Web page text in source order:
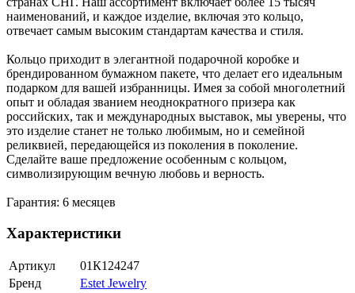
наименований, и каждое изделие, включая это кольцо,
отвечает самым высоким стандартам качества и стиля.
Кольцо приходит в элегантной подарочной коробке и
брендированном бумажном пакете, что делает его идеальным
подарком для вашей избранницы. Имея за собой многолетний
опыт и обладая званием неоднократного призера как
российских, так и международных выставок, мы уверены, что
это изделие станет не только любимым, но и семейной
реликвией, передающейся из поколения в поколение.
Сделайте ваше предложение особенным с кольцом,
символизирующим вечную любовь и верность.
Гарантия: 6 месяцев
Характеристики
Артикул
01К124247
Бренд
Estet Jewelry